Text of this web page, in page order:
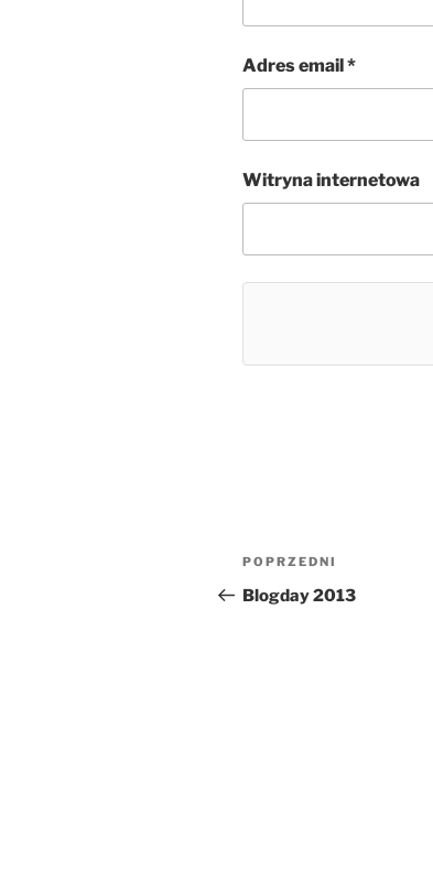
Adres email*
Witryna internetowa
Nawigacja
wpisu
Poprzedni
wpis
POPRZEDNI
Blogday 2013